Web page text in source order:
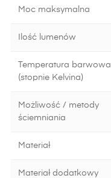
Moc maksymalna
Ilość lumenów
Temperatura barwowa
(stopnie Kelvina)
Możliwość / metody
ściemniania
Materiał
Materiał dodatkowy